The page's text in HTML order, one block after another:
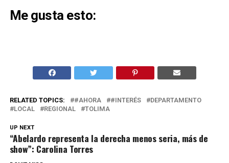
Me gusta esto:
RELATED TOPICS: #AHORA #INTERÉS
DEPARTAMENTO
LOCAL
REGIONAL TOLIMA
UP NEXT
“Abelardo representa la derecha menos seria, más de
show”: Carolina Torres